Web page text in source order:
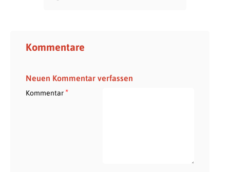
Kommentare
Neuen Kommentar verfassen
Kommentar*